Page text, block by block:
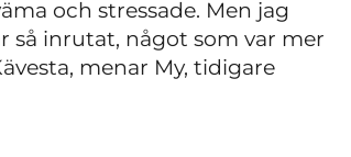
och stressade. Men jag
så inrutat, något som var mer
menar My, tidigare